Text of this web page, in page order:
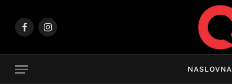
FacebookInstagram
NASLOVNA